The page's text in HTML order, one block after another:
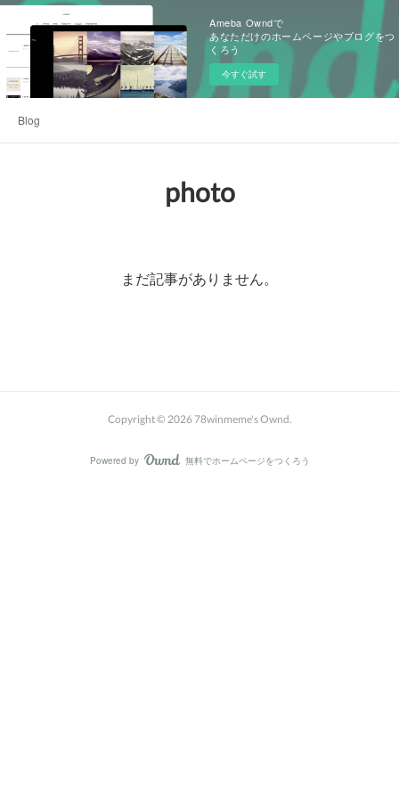
Ameba Owndで
あなただけのホームページやブログをつ
くろう
今すぐ試す
Blog
photo
まだ記事がありません。
Copyright © 2026 78winmeme's Ownd.
Powered by AmebaOwnd
無料でホームページをつくろう